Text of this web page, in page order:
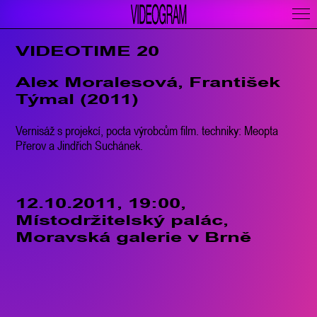
VIDEOTIME 20
Alex Moralesová, František
Týmal (2011)
Vernisáž s projekcí, pocta výrobcům film. techniky: Meopta
Přerov a Jindřich Suchánek.
12.10.2011, 19:00,
Místodržitelský palác,
Moravská galerie v Brně